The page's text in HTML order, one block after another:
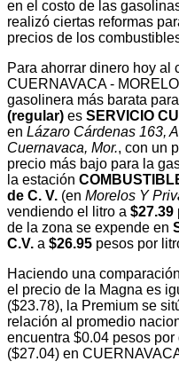
en el costo de las
realizó ciertas reformas
precios de los
Para ahorrar dinero hoy al
CUERNAVACA -
gasolinera más barata
(regular) es SERVICIO
en Lázaro Cárdenas 163,
Cuernavaca, Mor., con un
precio más bajo para la
la estación
de C. V. (en Morelos Y
vendiendo el litro a $27.39
de la zona se expende en
C.V. a $26.95 pesos por
Haciendo una
el precio de la Magna es
($23.78), la Premium se
relación al promedio
encuentra $0.04 pesos
($27.04) en